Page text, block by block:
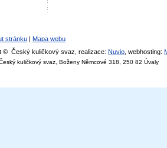
stránku | Mapa webu
© Český kuličkový svaz, realizace: Nuvio , webhosting:
kuličkový svaz, Boženy Němcové 318, 250 82 Úvaly